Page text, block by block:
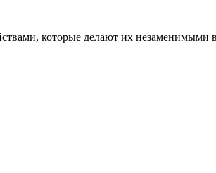
которые делают их незаменимыми